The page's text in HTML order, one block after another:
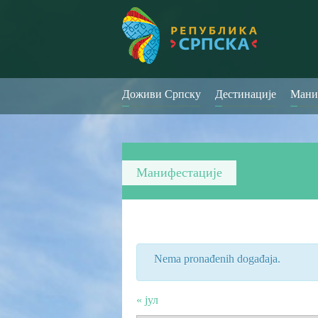
Доживи Српску Дестинације
Манифестације
Nema pronađenih događaja.
Месечна
« јул